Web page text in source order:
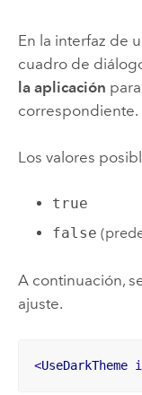
En la interfaz de
cuadro de
la aplicación
correspondiente.
Los valores
true
false
A continuación,
ajuste.
<UseDarkTheme